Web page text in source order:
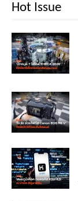
Hot Issue